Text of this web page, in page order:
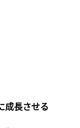
成長させる